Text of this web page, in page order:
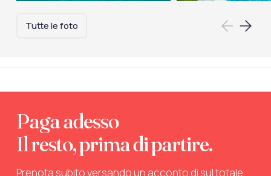
Tutte le foto
Paga adesso
Il resto, prima di partire.
Prenota subito versando un acconto di sul totale